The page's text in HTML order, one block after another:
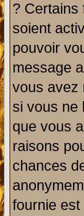
? Certains
soient
pouvoir
message
vous avez
si vous ne
que vous
raisons
chances
fournie